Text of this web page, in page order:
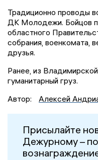
Традиционно проводы
ДК Молодежи. Бойцов
областного
собрания, военкомата,
друзья.
Ранее, из
гуманитарный груз.
Автор:
Алексей
Присылайте
Дежурному –